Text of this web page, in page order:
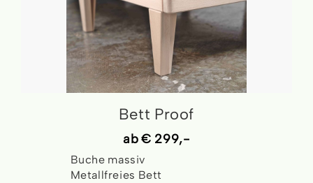
Bett Proof
ab€ 299,-
Buche massiv
Metallfreies Bett